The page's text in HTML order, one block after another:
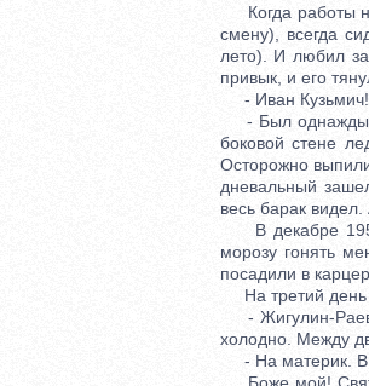
Когда работы
смену), всегда
лето). И любил
привык, и его
- Иван Кузьмич!
- Был однажды
боковой стене
Осторожно
дневальный
весь барак
В декабре 1953
морозу гонять
посадили в
На третий день
- Жигулин-
холодно. Между
- На материк. В